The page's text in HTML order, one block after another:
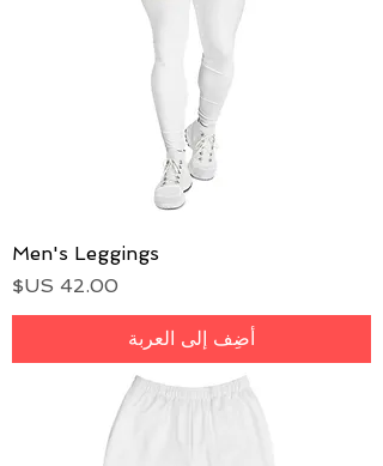
Men's Leggings
السعر
أضِف إلى العربة